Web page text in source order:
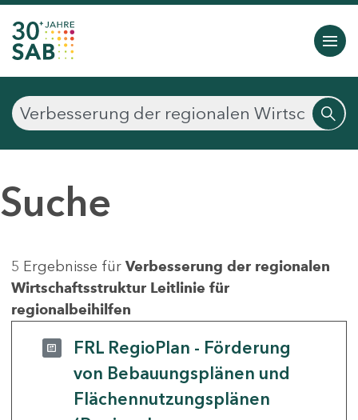
Suche
5 Ergebnisse für Verbesserung der regionalen
Wirtschaftsstruktur Leitlinie für
regionalbeihilfen
FRL RegioPlan - Förderung
von Bebauungsplänen und
Flächennutzungsplänen